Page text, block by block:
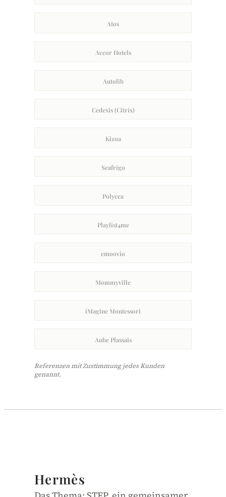
Atos
Accor Hotels
Autolib
Cedexis (Citrix)
Kizoa
Seafrigo
Polycea
Playlist4me
emoovio
Mommyville
iMagine Montessori
Aube Plassais
Referenzen mit Zustimmung jedes Kunden
genannt.
Weltkonzern · Luxus
Hermès